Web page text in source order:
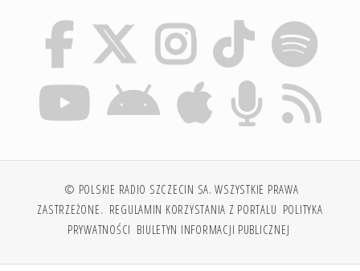
© POLSKIE RADIO SZCZECIN SA. WSZYSTKIE PRAWA
ZASTRZEŻONE. REGULAMIN KORZYSTANIA Z PORTALU POLITYKA
PRYWATNOŚCI BIULETYN INFORMACJI PUBLICZNEJ